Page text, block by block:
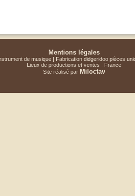
Mentions légales
de musique | Fabrication didgeridoo pièces
Lieux de productions et ventes : France
Site réalisé par Miloctav